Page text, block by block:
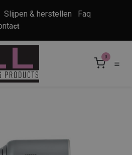
Slijpen & herstellen
Faq
ct
0